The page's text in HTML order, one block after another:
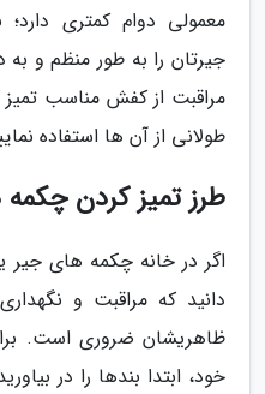
معمولی دوام کمتری
جیرتان را به طور منظم و به
مراقبت از کفش مناسب
طولانی از آن ها استفاده
طرز تمیز کردن
اگر در خانه چکمه های جیر
دانید که مراقبت و
ظاهریشان ضروری است.
خود، ابتدا بندها را در